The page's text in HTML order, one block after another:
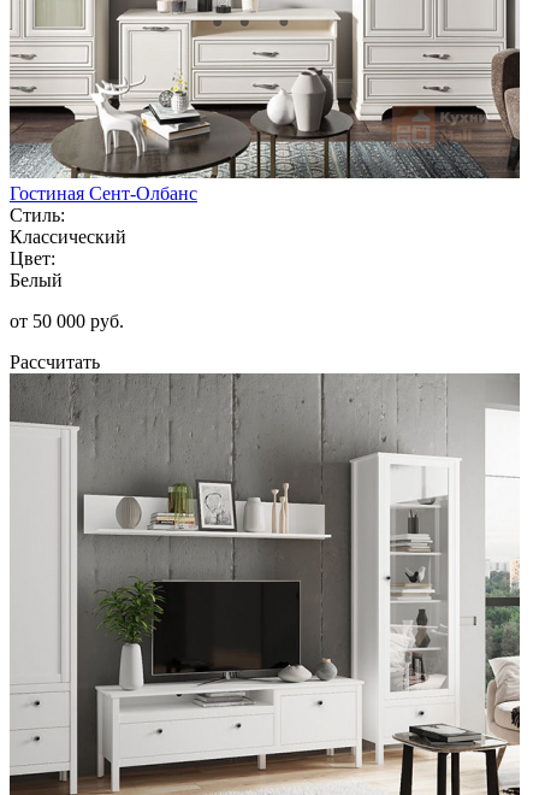
Гостиная Сент-Олбанс
Стиль:
Классический
Цвет:
Белый
от 50 000 руб.
Рассчитать